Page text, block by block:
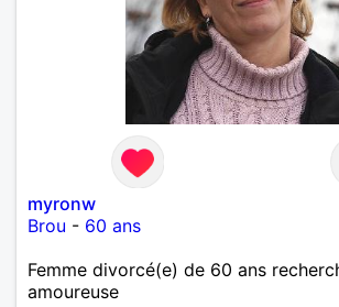
myronw
Brou - 60 ans
Femme divorcé(e) de 60 ans
amoureuse